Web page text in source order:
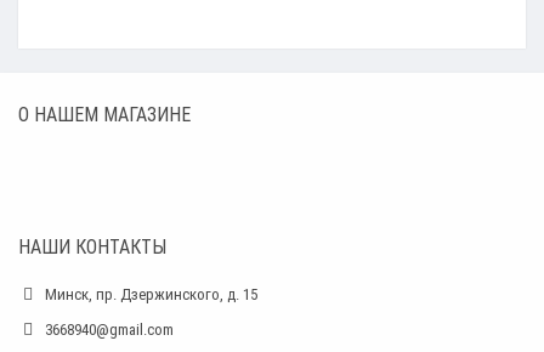
О НАШЕМ МАГАЗИНЕ
НАШИ КОНТАКТЫ
Минск, пр. Дзержинского, д. 15
3668940@gmail.com